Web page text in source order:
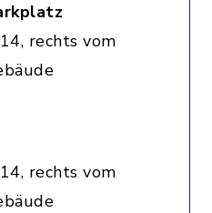
rechts vom
rechts vom